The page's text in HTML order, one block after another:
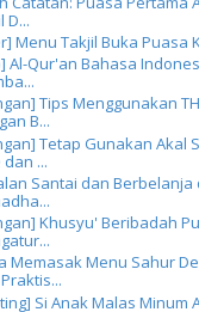
D...
Menu Takjil Buka Puasa
Al-Qur'an Bahasa
Tips Menggunakan
B...
Tetap Gunakan Akal
dan ...
Santai dan Berbelanja
Khusyu' Beribadah
Memasak Menu Sahur
Si Anak Malas Minum